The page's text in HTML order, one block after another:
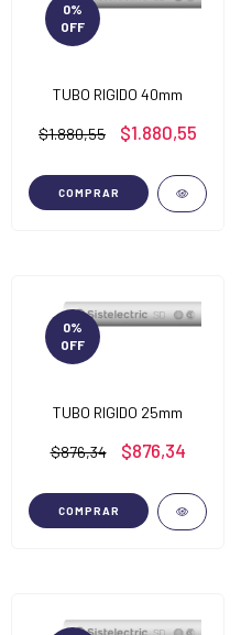
0%
OFF
TUBO RIGIDO 40mm
$1.880,55 $1.880,55
COMPRAR
0%
OFF
TUBO RIGIDO 25mm
$876,34 $876,34
COMPRAR